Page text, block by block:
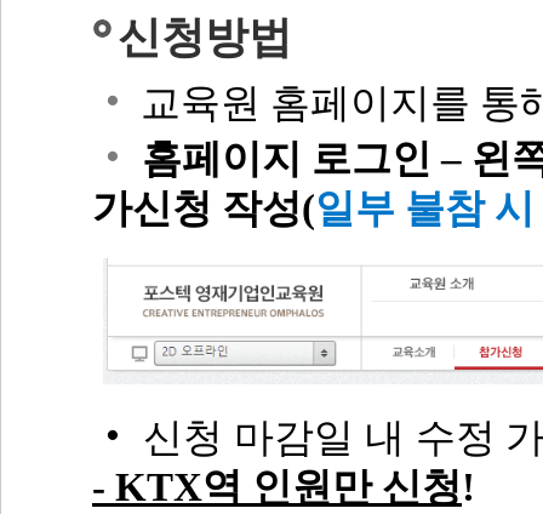
신청방법
‧
교육원 홈페이지를 통
‧
홈페이지 로그인 – 왼
가신청 작성(일부 불참
‧
신청 마감일 내 수정
- KTX역 인원만 신청!